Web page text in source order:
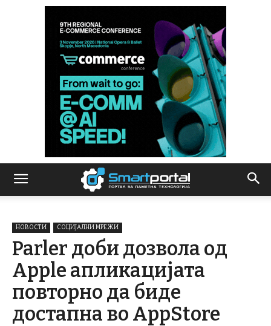
НОВОСТИ СОЦИЈАЛНИ МРЕЖИ
Parler доби дозвола од
Apple апликацијата
повторно да биде
достапна во AppStore